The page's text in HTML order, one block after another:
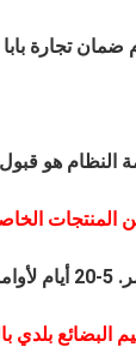
المنتجات
5-20 أيام
البضائع بلدي